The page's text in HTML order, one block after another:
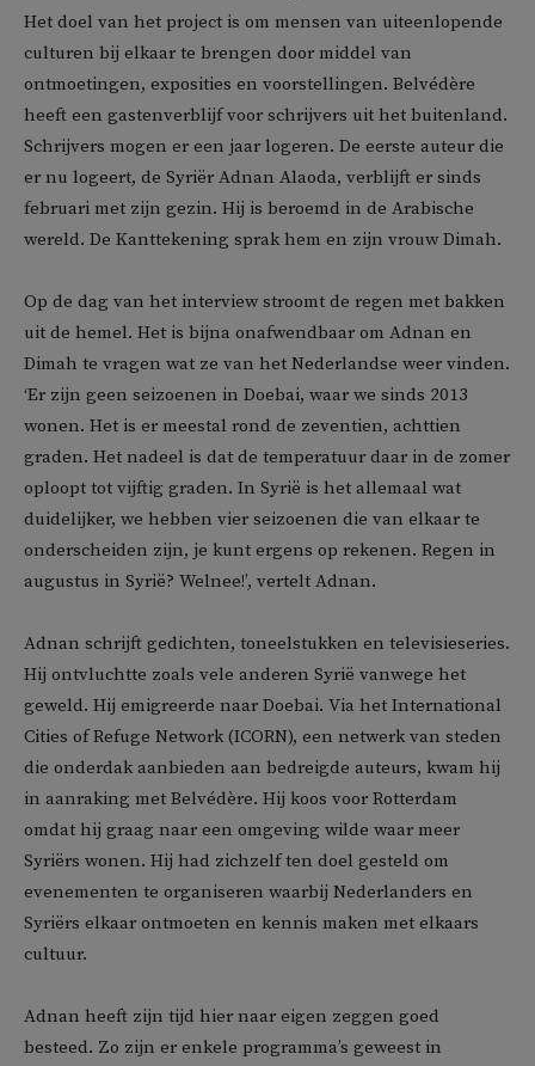
Het doel van het project is om mensen van uiteenlopende
culturen bij elkaar te brengen door middel van
ontmoetingen, exposities en voorstellingen. Belvédère
heeft een gastenverblijf voor schrijvers uit het buitenland.
Schrijvers mogen er een jaar logeren. De eerste auteur die
er nu logeert, de Syriër Adnan Alaoda, verblijft er sinds
februari met zijn gezin. Hij is beroemd in de Arabische
wereld. De Kanttekening sprak hem en zijn vrouw Dimah.
Op de dag van het interview stroomt de regen met bakken
uit de hemel. Het is bijna onafwendbaar om Adnan en
Dimah te vragen wat ze van het Nederlandse weer vinden.
‘Er zijn geen seizoenen in Doebai, waar we sinds 2013
wonen. Het is er meestal rond de zeventien, achttien
graden. Het nadeel is dat de temperatuur daar in de zomer
oploopt tot vijftig graden. In Syrië is het allemaal wat
duidelijker, we hebben vier seizoenen die van elkaar te
onderscheiden zijn, je kunt ergens op rekenen. Regen in
augustus in Syrië? Welnee!’, vertelt Adnan.
Adnan schrijft gedichten, toneelstukken en televisieseries.
Hij ontvluchtte zoals vele anderen Syrië vanwege het
geweld. Hij emigreerde naar Doebai. Via het International
Cities of Refuge Network (ICORN), een netwerk van steden
die onderdak aanbieden aan bedreigde auteurs, kwam hij
in aanraking met Belvédère. Hij koos voor Rotterdam
omdat hij graag naar een omgeving wilde waar meer
Syriërs wonen. Hij had zichzelf ten doel gesteld om
evenementen te organiseren waarbij Nederlanders en
Syriërs elkaar ontmoeten en kennis maken met elkaars
cultuur.
Adnan heeft zijn tijd hier naar eigen zeggen goed
besteed. Zo zijn er enkele programma’s geweest in